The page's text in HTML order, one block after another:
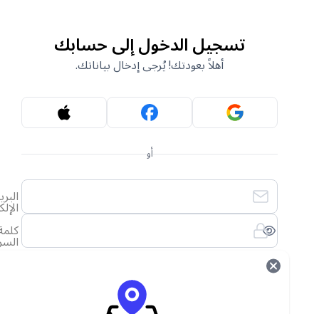
تسجيل الدخول إلى حسابك
أهلاً بعودتك! يُرجى إدخال بياناتك.
أو
الإلكتروني
السر
لقد نسيت كلمة المرور الخاصة بي
تسجيل الدخول
أنشئ حساب جديد